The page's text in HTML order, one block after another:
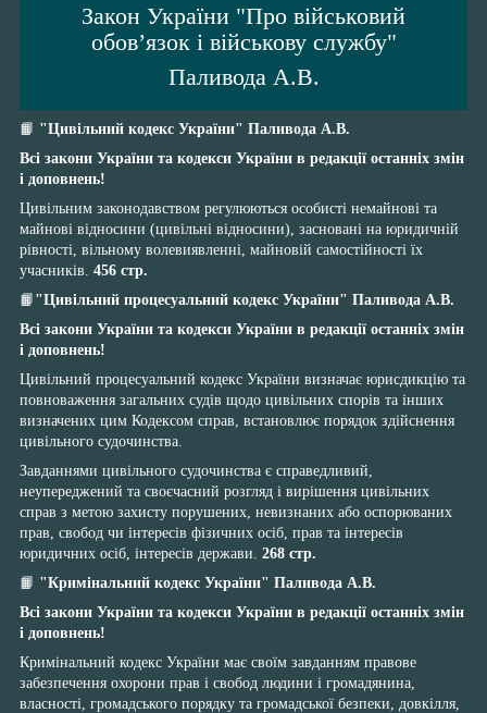
Закон України "Про військовий
обов’язок і військову службу"
Паливода А.В.
📙 "Цивільний кодекс України" Паливода А.В.
Всі закони України та кодекси України в редакції останніх змін
і доповнень!
Цивільним законодавством регулюються особисті немайнові та
майнові відносини (цивільні відносини), засновані на юридичній
рівності, вільному волевиявленні, майновій самостійності їх
учасників. 456 стр.
📙 "Цивільний процесуальний кодекс України" Паливода А.В.
Всі закони України та кодекси України в редакції останніх змін
і доповнень!
Цивільний процесуальний кодекс України визначає юрисдикцію та
повноваження загальних судів щодо цивільних спорів та інших
визначених цим Кодексом справ, встановлює порядок здійснення
цивільного судочинства.
Завданнями цивільного судочинства є справедливий,
неупереджений та своєчасний розгляд і вирішення цивільних
справ з метою захисту порушених, невизнаних або оспорюваних
прав, свобод чи інтересів фізичних осіб, прав та інтересів
юридичних осіб, інтересів держави. 268 стр.
📙 "Кримінальний кодекс України" Паливода А.В.
Всі закони України та кодекси України в редакції останніх змін
і доповнень!
Кримінальний кодекс України має своїм завданням правове
забезпечення охорони прав і свобод людини і громадянина,
власності, громадського порядку та громадської безпеки, довкілля,